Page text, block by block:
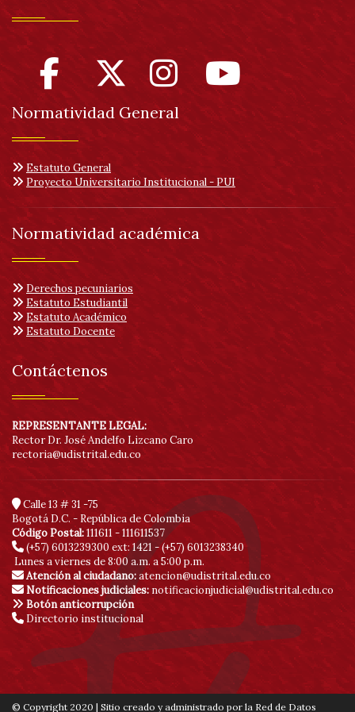
Normatividad General
Estatuto General
Proyecto Universitario Institucional - PUI
Normatividad académica
Derechos pecuniarios
Estatuto Estudiantil
Estatuto Académico
Estatuto Docente
Contáctenos
REPRESENTANTE LEGAL:
Rector Dr. José Andelfo Lizcano Caro
rectoria@udistrital.edu.co
Calle 13 # 31 -75
Bogotá D.C. - República de Colombia
Código Postal:111611 - 111611537
(+57) 6013239300 ext: 1421 - (+57) 6013238340
Lunes a viernes de 8:00 a.m. a 5:00 p.m.
Atención al ciudadano:atencion@udistrital.edu.co
Notificaciones judiciales: notificacionjudicial@udistrital.edu.co
Botón anticorrupción
Directorio institucional
© Copyright 2020 | Sitio creado y administrado por la Red de Datos